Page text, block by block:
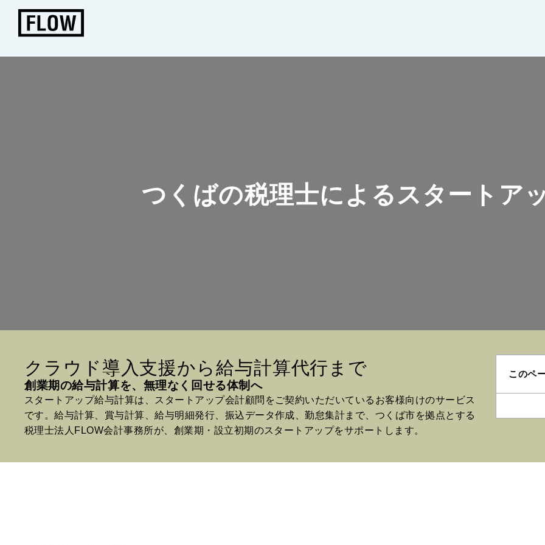
つくばの税理士によるスタートア
クラウド導入支援から給与計算代行まで
創業期の給与計算を、無理なく回せる体制へ
スタートアップ給与計算は、スタートアップ会計顧問をご契約いただいているお客様向けのサービス
です。給与計算、賞与計算、給与明細発行、振込データ作成、勤怠集計まで、つくば市を拠点とする
税理士法人FLOW会計事務所が、創業期・設立初期のスタートアップをサポートします。
このペ